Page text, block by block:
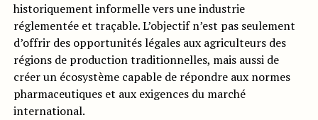
historiquement informelle vers une industrie
réglementée et traçable. L’objectif n’est pas seulement
d’offrir des opportunités légales aux agriculteurs des
régions de production traditionnelles, mais aussi de
créer un écosystème capable de répondre aux normes
pharmaceutiques et aux exigences du marché
international.